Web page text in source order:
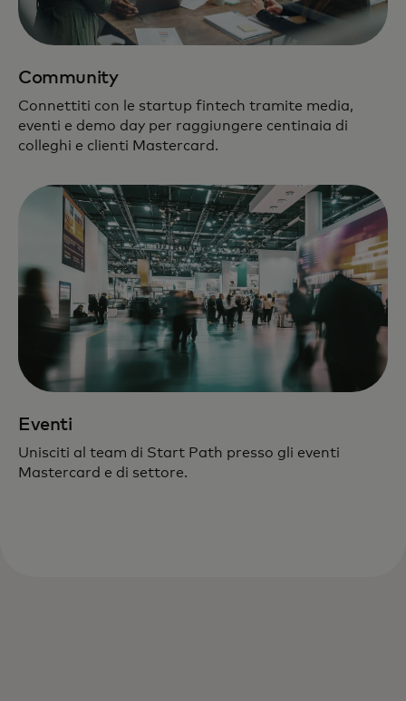
Community
Connettiti con le startup fintech tramite media,
eventi e demo day per raggiungere centinaia di
colleghi e clienti Mastercard.
Eventi
Unisciti al team di Start Path presso gli eventi
Mastercard e di settore.